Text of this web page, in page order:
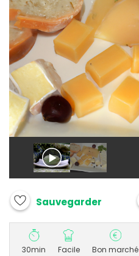
Sauvegarder
30min Facile Bon marché